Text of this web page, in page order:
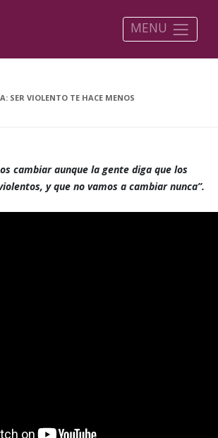
MENU
SER VIOLENTO TE HACE MENOS
cambiar aunque la gente diga que los
y que no vamos a cambiar nunca”.